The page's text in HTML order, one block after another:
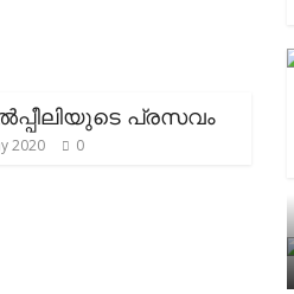
പ്രസവം
2020 0